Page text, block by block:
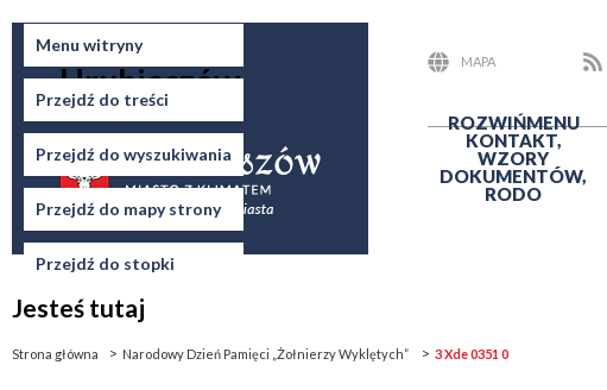
Menu witryny
Przejdź do treści
Przejdź do wyszukiwania
Przejdź do mapy strony
Przejdź do stopki
Miasto
Hrubieszów
MAPA
ROZWIŃMENU
KONTAKT,
WZORY
DOKUMENTÓW,
RODO
Jesteś tutaj
Strona główna Narodowy Dzień Pamięci „Żołnierzy Wyklętych” 3 Xde 0351 0